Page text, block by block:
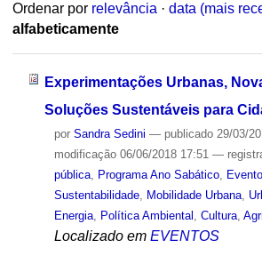
Ordenar por relevância · data (mais
alfabeticamente
Experimentações Urbanas,
Soluções Sustentáveis para
por Sandra Sedini — publicado29/03/
modificação06/06/2018 17:51 —
pública, Programa Ano Sabático,
Sustentabilidade, Mobilidade Urbana,
Energia, Política Ambiental Cultura,
Localizado em EVENTOS